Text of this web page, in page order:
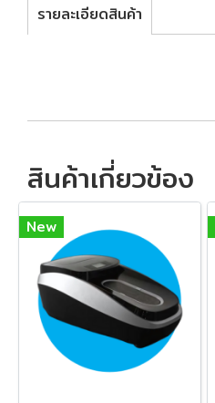
รายละเอียดสินค้า
สินค้าเกี่ยวข้อง
New